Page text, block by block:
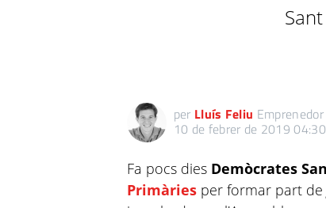
per Lluís Feliu
10 de febrer de 2019 04:30
Fa pocs dies Demòcrates
Primàries per formar part de